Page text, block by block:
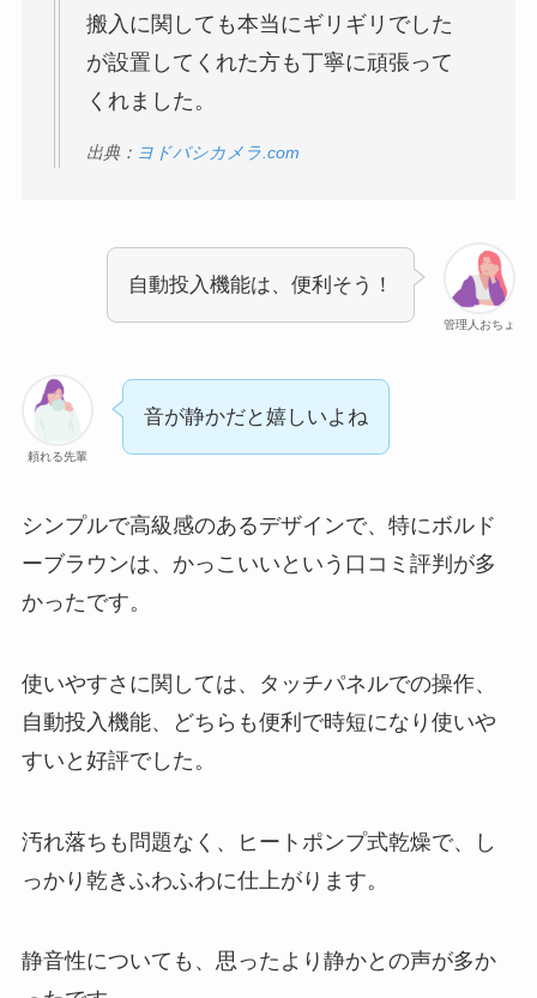
搬入に関しても本当にギリギリでした
が設置してくれた方も丁寧に頑張って
くれました。
出典： ヨドバシカメラ.com
管理人おちょ
自動投入機能は、便利そう！
頼れる先輩
音が静かだと嬉しいよね
シンプルで高級感のあるデザインで、特にボルド
ーブラウンは、かっこいいという口コミ評判が多
かったです。
使いやすさに関しては、タッチパネルでの操作、
自動投入機能、どちらも便利で時短になり使いや
すいと好評でした。
汚れ落ちも問題なく、ヒートポンプ式乾燥で、し
っかり乾きふわふわに仕上がります。
静音性についても、思ったより静かとの声が多か